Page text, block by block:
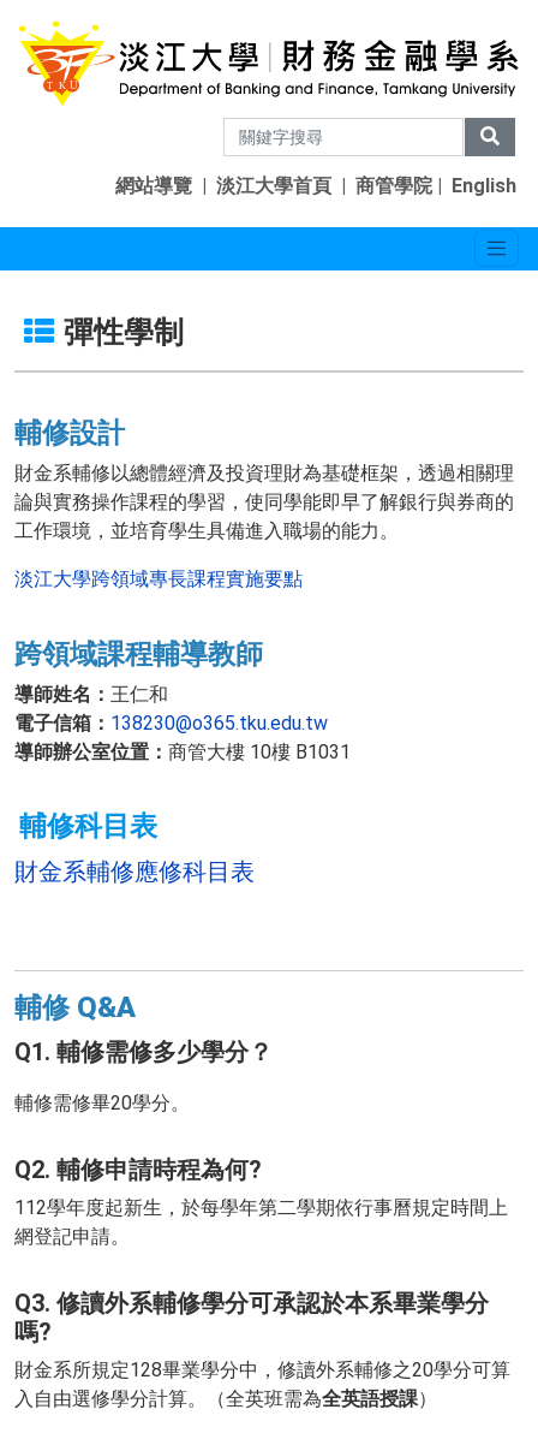
網站導覽 | 淡江大學首頁 | 商管學院| English
彈性學制
輔修設計
財金系輔修以總體經濟及投資理財為基礎框架，透過相關理
論與實務操作課程的學習，使同學能即早了解銀行與券商的
工作環境，並培育學生具備進入職場的能力。
淡江大學跨領域專長課程實施要點
跨領域課程輔導教師
導師姓名： 王仁和
電子信箱： 138230@o365.tku.edu.tw
導師辦公室位置： 商管大樓 10樓 B1031
輔修科目表
財金系輔修應修科目表
輔修 Q&A
Q1. 輔修需修多少學分？
輔修需修畢20學分。
Q2. 輔修申請時程為何?
112學年度起新生，於每學年第二學期依行事曆規定時間上
網登記申請。
Q3. 修讀外系輔修學分可承認於本系畢業學分
嗎?
財金系所規定128畢業學分中，修讀外系輔修之20學分可算
入自由選修學分計算。（全英班需為全英語授課）